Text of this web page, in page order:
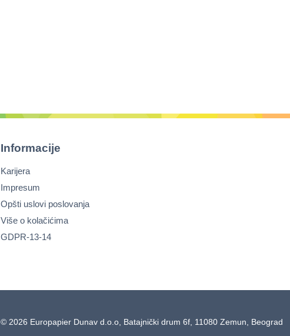
Informacije
Karijera
Impresum
Opšti uslovi poslovanja
Više o kolačićima
GDPR-13-14
© 2026 Europapier Dunav d.o.o, Batajnički drum 6f, 11080 Zemun, Beograd